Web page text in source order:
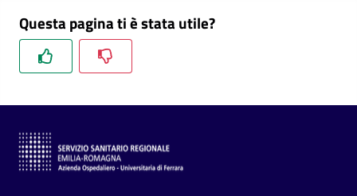
C
r
t
a
d
Questa pagina ti è stata utile?